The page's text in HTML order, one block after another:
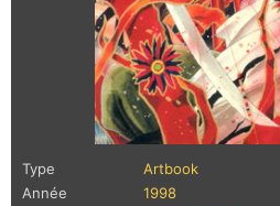
Type
Artbook
Année
1998